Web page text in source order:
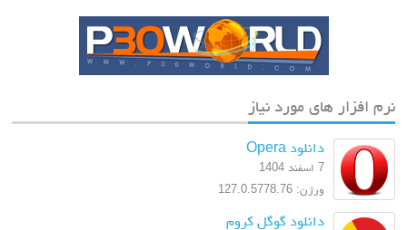
نرم افزار های مورد نیاز
دانلود Opera
7 اسفند 1404
ورژن: 127.0.5778.76
دانلود گوگل کروم